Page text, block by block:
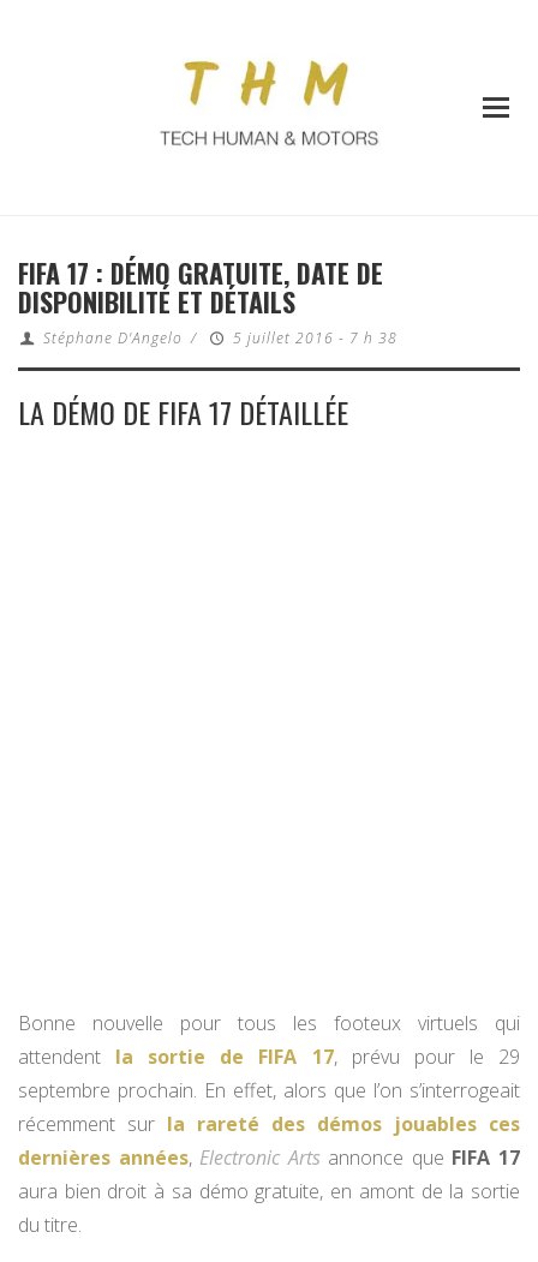
FIFA 17 : DÉMO GRATUITE, DATE DE
DISPONIBILITÉ ET DÉTAILS
Stéphane D'Angelo / 5 juillet 2016 - 7 h 38
LA DÉMO DE FIFA 17 DÉTAILLÉE
Bonne nouvelle pour tous les footeux virtuels qui
attendent la sortie de FIFA 17, prévu pour le 29
septembre prochain. En effet, alors que l’on s’interrogeait
récemment sur la rareté des démos jouables ces
dernières années, Electronic Arts annonce que FIFA 17
aura bien droit à sa démo gratuite, en amont de la sortie
du titre.